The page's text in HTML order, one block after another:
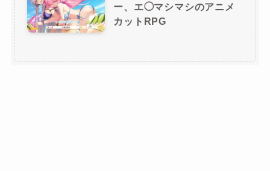
ー、エ◯マシマシのアニメ
カットRPG